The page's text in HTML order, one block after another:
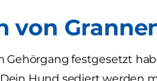
von
Gehörgang festgesetzt